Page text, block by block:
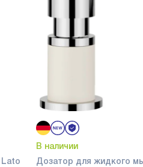
В наличии
Дозатор для жидкого